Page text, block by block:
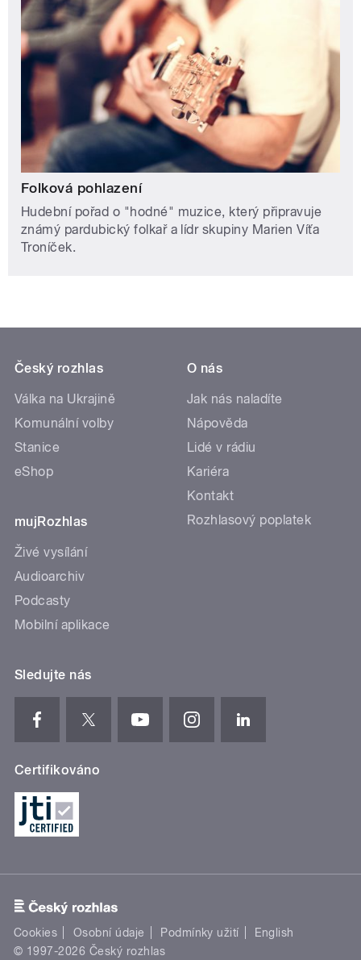
Folková pohlazení
Hudební pořad o "hodné" muzice, který připravuje
známý pardubický folkař a lídr skupiny Marien Víťa
Troníček.
Český rozhlas
Válka na Ukrajině
Komunální volby
Stanice
eShop
mujRozhlas
Živé vysílání
Audioarchiv
Podcasty
Mobilní aplikace
O nás
Jak nás naladíte
Nápověda
Lidé v rádiu
Kariéra
Kontakt
Rozhlasový poplatek
Sledujte nás
Certifikováno
Cookies Osobní údaje Podmínky užití
English
© 1997-2026 Český rozhlas